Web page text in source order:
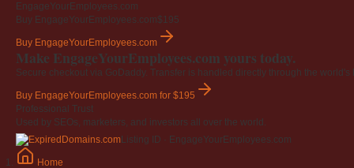
EngageYourEmployees.com
Buy EngageYourEmployees.com$195
Buy EngageYourEmployees.com
Make EngageYourEmployees.com yours today.
Secure checkout via GoDaddy. Transfer is handled directly through the world's
Buy EngageYourEmployees.com for $195
Professional Trust
Used by SEOs, marketers, and investors all over the world.
Listing ID · EngageYourEmployees.com
Home